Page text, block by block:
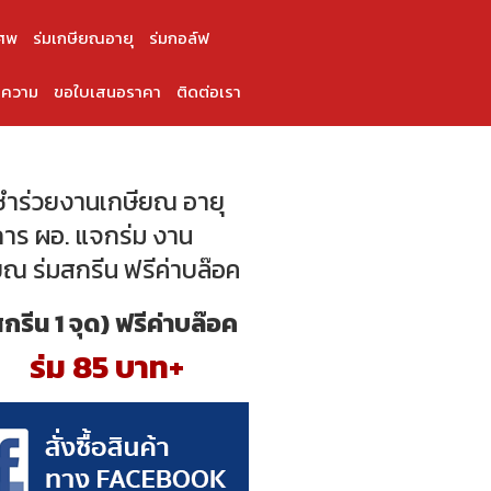
พ ร่มเกษียณอายุ ร่มกอล์ฟ
วาม ขอใบเสนอราคา ติดต่อเรา
ร่วยงานเกษียณ อายุ
ร ผอ. แจกร่ม งาน
ร่มสกรีน ฟรีค่าบล๊อค
รีน 1 จุด) ฟรีค่าบล๊อค
ร่ม 85 บาท+